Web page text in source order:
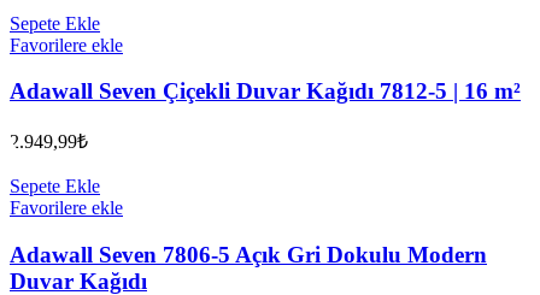
Sepete Ekle
Favorilere ekle
Adawall Seven Çiçekli Duvar Kağıdı 7812-5 | 16 m²
2.949,99₺
Sepete Ekle
Favorilere ekle
Adawall Seven 7806-5 Açık Gri Dokulu Modern
Duvar Kağıdı